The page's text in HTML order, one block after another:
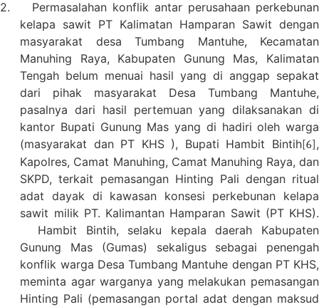
2.
Permasalahan konflik antar perusahaan perkebunan
kelapa sawit PT Kalimatan Hamparan Sawit dengan
masyarakat desa Tumbang Mantuhe, Kecamatan
Manuhing Raya, Kabupaten Gunung Mas, Kalimatan
Tengah belum menuai hasil yang di anggap sepakat
dari pihak masyarakat Desa Tumbang Mantuhe,
pasalnya dari hasil pertemuan yang dilaksanakan di
kantor Bupati Gunung Mas yang di hadiri oleh warga
(masyarakat dan PT KHS ), Bupati Hambit Bintih [6] ,
Kapolres, Camat Manuhing, Camat Manuhing Raya, dan
SKPD, terkait pemasangan Hinting Pali dengan ritual
adat dayak di kawasan konsesi perkebunan kelapa
sawit milik PT. Kalimantan Hamparan Sawit (PT KHS).
Hambit Bintih, selaku kepala daerah Kabupaten
Gunung Mas (Gumas) sekaligus sebagai penengah
konflik warga Desa Tumbang Mantuhe dengan PT KHS,
meminta agar warganya yang melakukan pemasangan
Hinting Pali (pemasangan portal adat dengan maksud